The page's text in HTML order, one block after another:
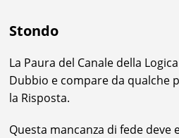
Stondo
La Paura del Canale della
Dubbio e compare da qualche
la Risposta.
Questa mancanza di fede deve